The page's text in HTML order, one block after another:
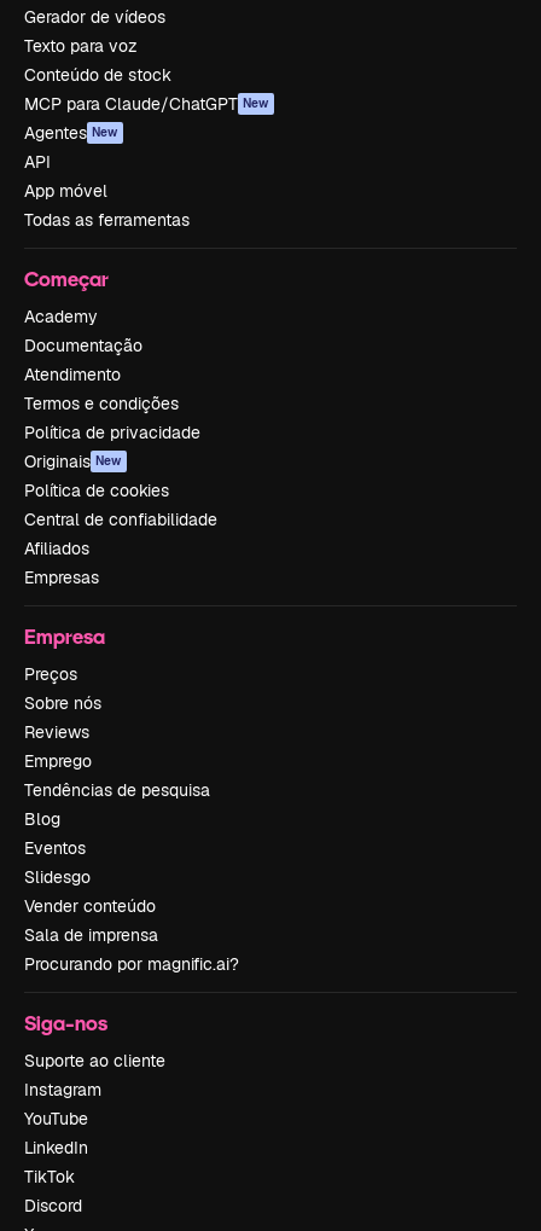
Gerador de vídeos
Texto para voz
Conteúdo de stock
MCP para Claude/ChatGPT New
Agentes New
API
App móvel
Todas as ferramentas
Começar
Academy
Documentação
Atendimento
Termos e condições
Política de privacidade
Originais New
Política de cookies
Central de confiabilidade
Afiliados
Empresas
Empresa
Preços
Sobre nós
Reviews
Emprego
Tendências de pesquisa
Blog
Eventos
Slidesgo
Vender conteúdo
Sala de imprensa
Procurando por magnific.ai?
Siga-nos
Suporte ao cliente
Instagram
YouTube
LinkedIn
TikTok
Discord